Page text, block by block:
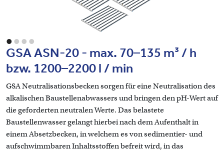
••••
GSA ASN-20 - max. 70–135 m³ / h
bzw. 1200–2200 l / min
GSA Neutralisationsbecken sorgen für eine Neutralisation des
alkalischen Baustellenabwassers und bringen den pH-Wert auf
die geforderten neutralen Werte. Das belastete
Baustellenwasser gelangt hierbei nach dem Aufenthalt in
einem Absetzbecken, in welchem es von sedimentier- und
aufschwimmbaren Inhaltsstoffen befreit wird, in das